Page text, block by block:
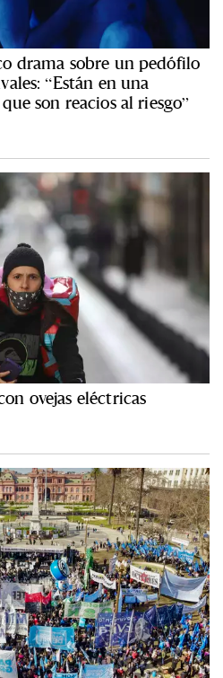
drama sobre un pedófilo
“Están en una
son reacios al riesgo”
ovejas eléctricas